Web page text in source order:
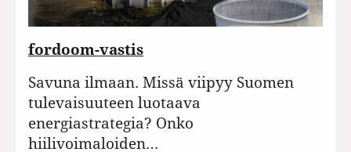
fordoom-vastis
Savuna ilmaan. Missä viipyy Suomen
tulevaisuuteen luotaava
energiastrategia? Onko
hiilivoimaloiden…